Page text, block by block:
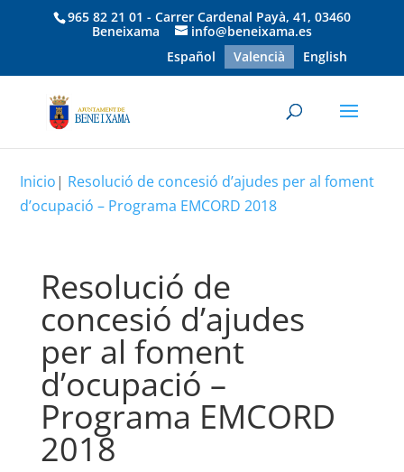
965 82 21 01 - Carrer Cardenal Payà, 41, 03460
Beneixama
info@beneixama.es
Español
Valencià English
Inicio| Resolució de concesió d’ajudes per al foment
d’ocupació – Programa EMCORD 2018
Resolució de
concesió d’ajudes
per al foment
d’ocupació –
Programa EMCORD
2018